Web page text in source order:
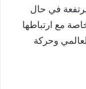
في حال
مع ارتباطها
وحركة